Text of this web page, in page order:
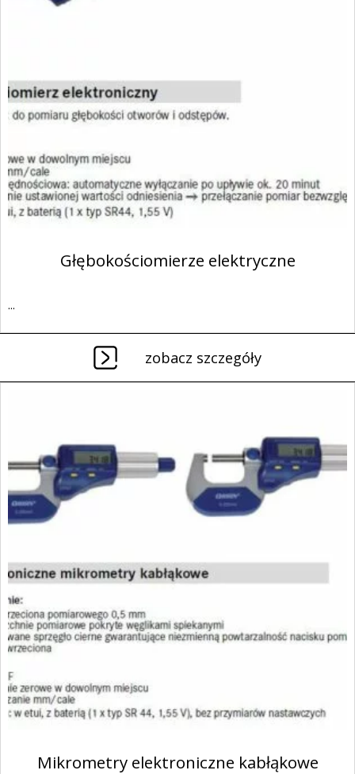
Głębokościomierze elektryczne
...
zobacz szczegóły
Mikrometry elektroniczne kabłąkowe